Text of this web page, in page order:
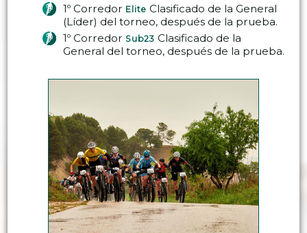
1º Corredor Elite Clasificado de la General
(Líder) del torneo, después de la prueba.
1º Corredor Sub23 Clasificado de la
General del torneo, después de la prueba.